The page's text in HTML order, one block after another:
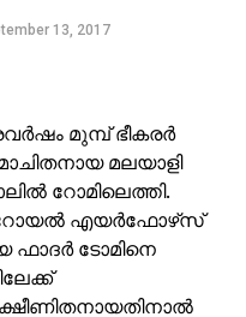
13, 2017
മുമ്പ് ഭീകരര്‍
മലയാളി
റോമിലെത്തി.
റോയല്‍ എയര്‍ഫോഴ്‌സ്
ഫാദര്‍ ടോമിനെ